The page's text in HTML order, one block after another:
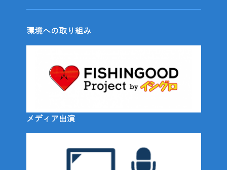
環境への取り組み
メディア出演